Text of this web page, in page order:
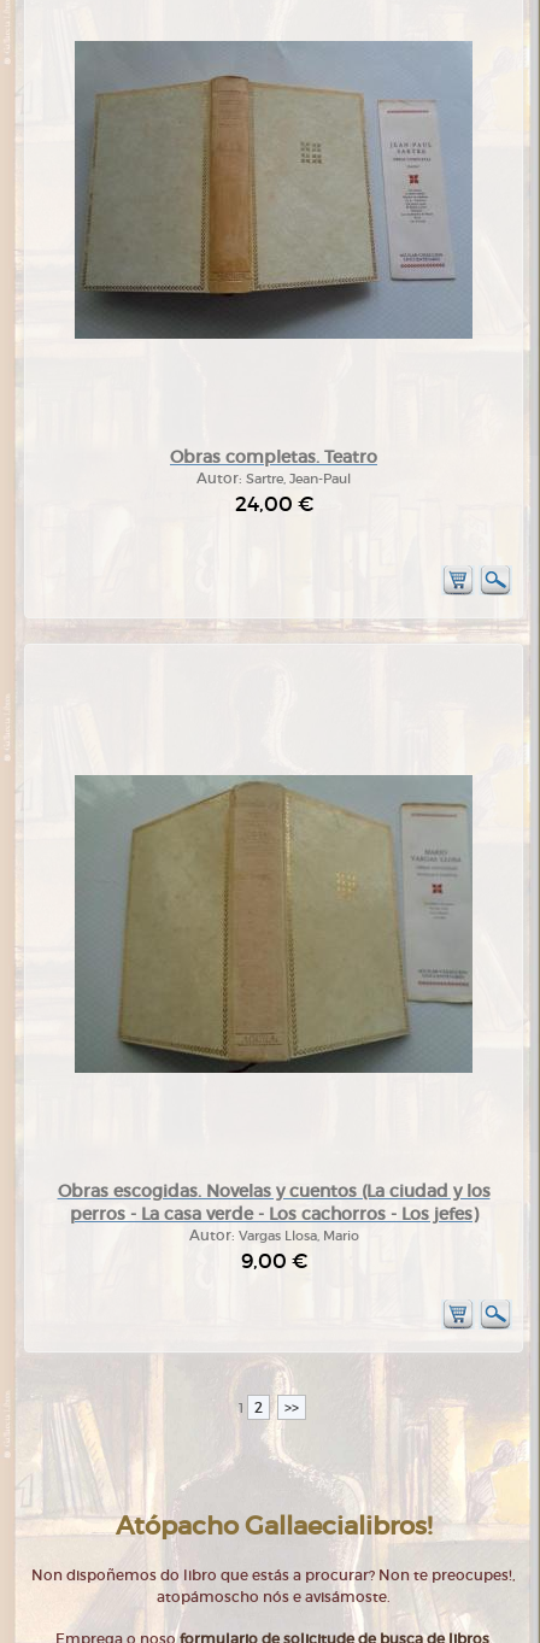
Obras completas. Teatro
Autor: Sartre, Jean-Paul
24,00 €
Obras escogidas. Novelas y cuentos (La ciudad y los
perros - La casa verde - Los cachorros - Los jefes)
Autor: Vargas Llosa, Mario
9,00 €
1 2 >>
Atópacho Gallaecialibros!
Non dispoñemos do libro que estás a procurar? Non te preocupes!,
atopámoscho nós e avisámoste.
Emprega o nosoformulario de solicitude de busca de libros.